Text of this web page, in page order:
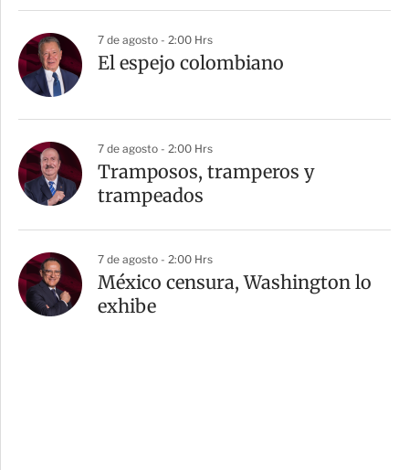
7 de agosto - 2:00 Hrs
El espejo colombiano
7 de agosto - 2:00 Hrs
Tramposos, tramperos y
trampeados
7 de agosto - 2:00 Hrs
México censura, Washington lo
exhibe